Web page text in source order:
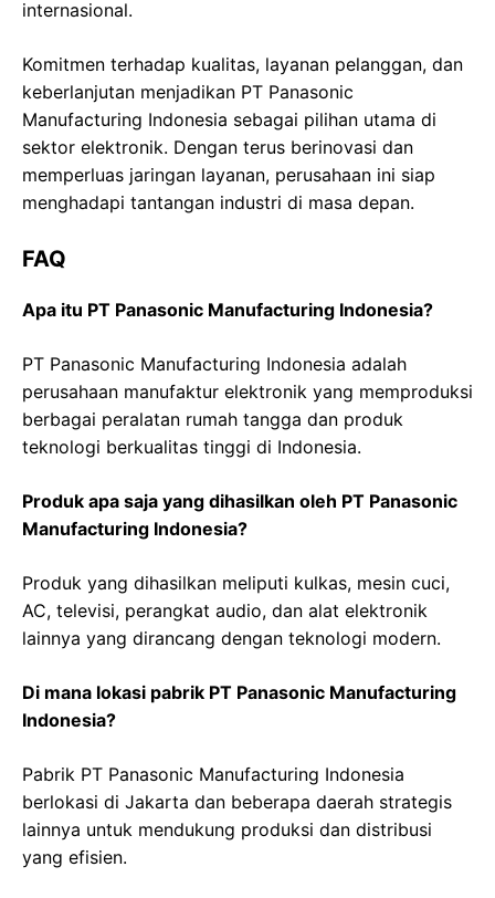
internasional.
Komitmen terhadap kualitas, layanan pelanggan, dan
keberlanjutan menjadikan PT Panasonic
Manufacturing Indonesia sebagai pilihan utama di
sektor elektronik. Dengan terus berinovasi dan
memperluas jaringan layanan, perusahaan ini siap
menghadapi tantangan industri di masa depan.
FAQ
Apa itu PT Panasonic Manufacturing Indonesia?
PT Panasonic Manufacturing Indonesia adalah
perusahaan manufaktur elektronik yang memproduksi
berbagai peralatan rumah tangga dan produk
teknologi berkualitas tinggi di Indonesia.
Produk apa saja yang dihasilkan oleh PT Panasonic
Manufacturing Indonesia?
Produk yang dihasilkan meliputi kulkas, mesin cuci,
AC, televisi, perangkat audio, dan alat elektronik
lainnya yang dirancang dengan teknologi modern.
Di mana lokasi pabrik PT Panasonic Manufacturing
Indonesia?
Pabrik PT Panasonic Manufacturing Indonesia
berlokasi di Jakarta dan beberapa daerah strategis
lainnya untuk mendukung produksi dan distribusi
yang efisien.